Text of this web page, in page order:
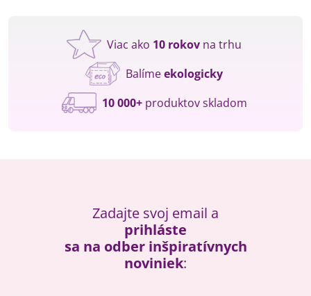
Viac ako 10 rokov na trhu
Balímeekologicky
10 000+produktov skladom
Zadajte svoj email a
prihláste
sa na odber inšpiratívnych
noviniek: